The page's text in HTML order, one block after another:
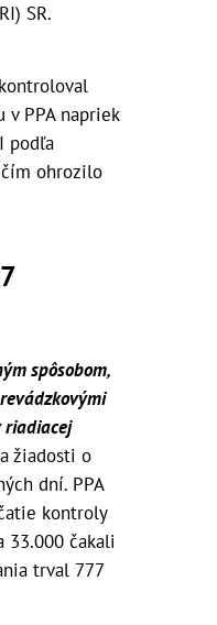
SR.
PPA napriek
podľa
ohrozilo
spôsobom,
riadiacej
žiadosti o
dní. PPA
kontroly
33.000 čakali
trval 777